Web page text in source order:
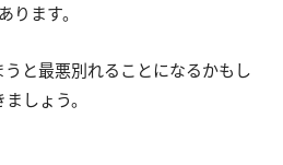
ります。
と最悪別れることになるかもし
しょう。